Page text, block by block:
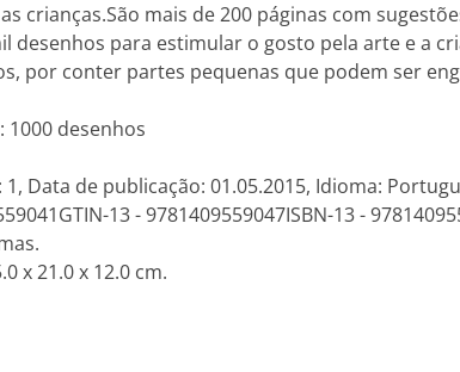
crianças.São mais de 200 páginas com
para estimular o gosto pela arte e a
por conter partes pequenas que podem ser
desenhos
Data de publicação: 01.05.2015, Idioma:
13 - 9781409559047ISBN-13 -
x 21.0 x 12.0 cm.